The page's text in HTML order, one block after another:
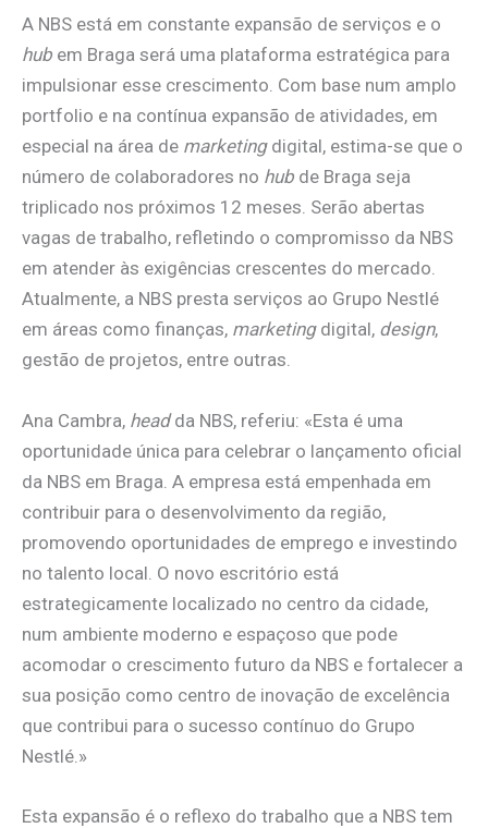
A NBS está em constante expansão de serviços e o
hub em Braga será uma plataforma estratégica para
impulsionar esse crescimento. Com base num amplo
portfolio e na contínua expansão de atividades, em
especial na área de marketingdigital, estima-se que o
número de colaboradores no hub de Braga seja
triplicado nos próximos 12 meses. Serão abertas
vagas de trabalho, refletindo o compromisso da NBS
em atender às exigências crescentes do mercado.
Atualmente, a NBS presta serviços ao Grupo Nestlé
em áreas como finanças, marketingdigital, design,
gestão de projetos, entre outras.
Ana Cambra, headda NBS, referiu: «Esta é uma
oportunidade única para celebrar o lançamento oficial
da NBS em Braga. A empresa está empenhada em
contribuir para o desenvolvimento da região,
promovendo oportunidades de emprego e investindo
no talento local. O novo escritório está
estrategicamente localizado no centro da cidade,
num ambiente moderno e espaçoso que pode
acomodar o crescimento futuro da NBS e fortalecer a
sua posição como centro de inovação de excelência
que contribui para o sucesso contínuo do Grupo
Nestlé.»
Esta expansão é o reflexo do trabalho que a NBS tem